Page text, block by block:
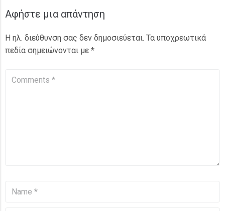
Αφήστε μια απάντηση
Η ηλ. διεύθυνση σας δεν δημοσιεύεται. Τα υποχρεωτικά
πεδία σημειώνονται με *